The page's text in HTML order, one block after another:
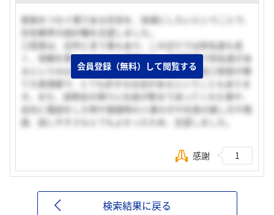
家族をつなぐ場である住宅を、快適にしたいということで、
住宅業界の設計職を志望しました。
三昭堂は、近所と言う事もあり、この辺りでは知名度も高
く、信頼を第一とするこの業界では、地域密着で知名度があ
るというのはとても魅力的でした。また、私自信三昭堂が建
てた居酒屋で、とても好きなお店があるということもありま
す。また、説明会の帰りに社長が駅まで送ってくれた事や、
会社に電話をした時や面接時の人事の方や社長の接し方や態
度、話しやすさもとてもよかったため、志望しました。
会員登録（無料）して閲覧する
感謝 1
検索結果に戻る